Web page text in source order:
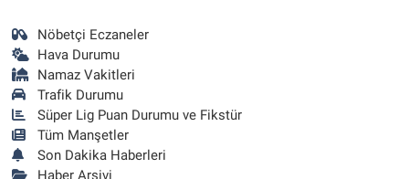
Nöbetçi Eczaneler
Hava Durumu
Namaz Vakitleri
Trafik Durumu
Süper Lig Puan Durumu ve Fikstür
Tüm Manşetler
Son Dakika Haberleri
Haber Arşivi